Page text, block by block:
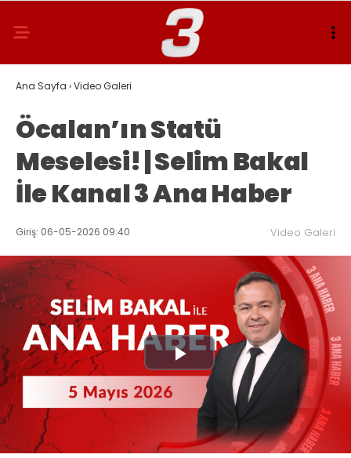
Ana Sayfa ›Video Galeri
Öcalan’ın Statü
Meselesi! | Selim Bakal
İle Kanal 3 Ana Haber
Giriş: 06-05-2026 09:40 Video Galeri
Play
Video